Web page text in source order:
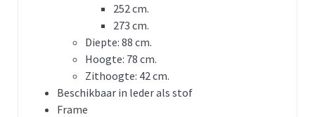
252 cm.
273 cm.
Diepte: 88 cm.
Hoogte: 78 cm.
Zithoogte: 42 cm.
Beschikbaar in leder als stof
Frame